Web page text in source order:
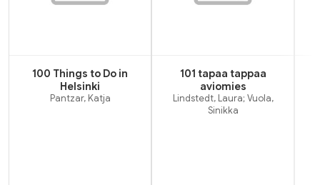
100 Things to Do in
Helsinki
Pantzar, Katja
101 tapaa tappaa
aviomies
Lindstedt, Laura; Vuola,
Sinikka